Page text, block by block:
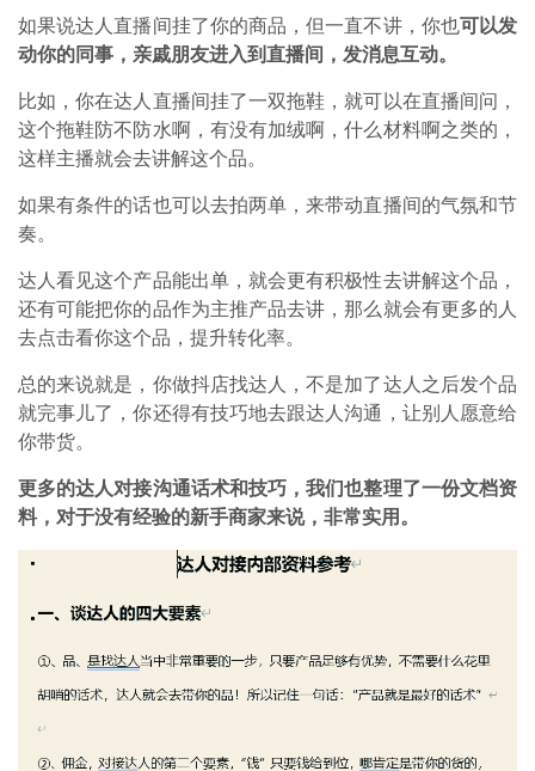
如果说达人直播间挂了你的商品，但一直不讲，你也可以发
动你的同事，亲戚朋友进入到直播间，发消息互动。
比如，你在达人直播间挂了一双拖鞋，就可以在直播间问，
这个拖鞋防不防水啊，有没有加绒啊，什么材料啊之类的，
这样主播就会去讲解这个品。
如果有条件的话也可以去拍两单，来带动直播间的气氛和节
奏。
达人看见这个产品能出单，就会更有积极性去讲解这个品，
还有可能把你的品作为主推产品去讲，那么就会有更多的人
去点击看你这个品，提升转化率。
总的来说就是，你做抖店找达人，不是加了达人之后发个品
就完事儿了，你还得有技巧地去跟达人沟通，让别人愿意给
你带货。
更多的达人对接沟通话术和技巧，我们也整理了一份文档资
料，对于没有经验的新手商家来说，非常实用。